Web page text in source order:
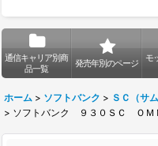
通信キャリア別商
品一覧
発売年別のページ
モ
ホーム > ソフトバンク > ＳＣ（サ
> ソフトバンク ９３０ＳＣ Ｏ